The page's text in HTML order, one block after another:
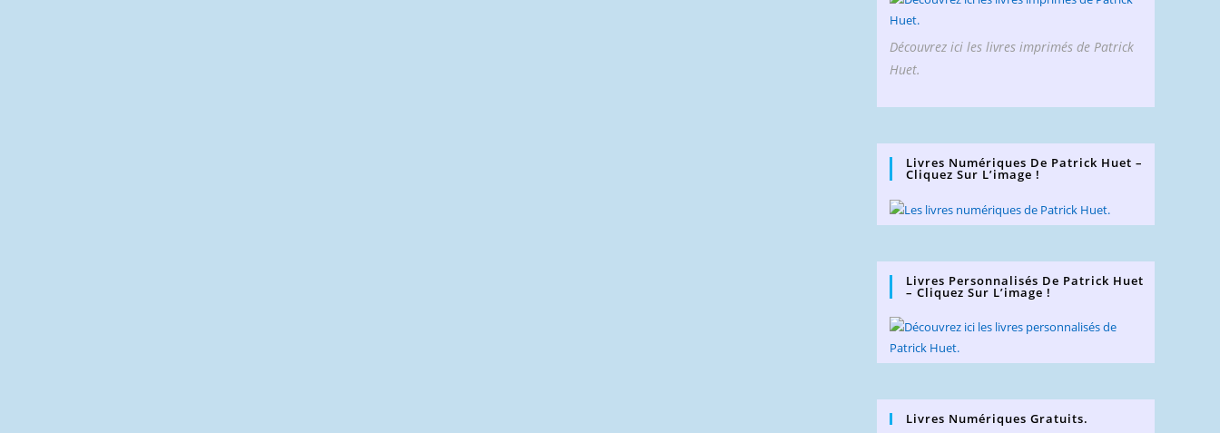
Découvrez ici les livres imprimés de Patrick
Huet.
Livres Numériques De Patrick Huet –
Cliquez Sur L’image !
Livres Personnalisés De Patrick Huet
– Cliquez Sur L’image !
Livres Numériques Gratuits.